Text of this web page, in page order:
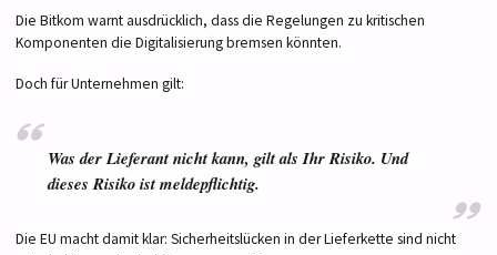
Die Bitkom warnt ausdrücklich, dass die Regelungen zu kritischen
Komponenten die Digitalisierung bremsen könnten.
Doch für Unternehmen gilt:
Was der Lieferant nicht kann, gilt als Ihr Risiko. Und
dieses Risiko ist meldepflichtig.
Die EU macht damit klar: Sicherheitslücken in der Lieferkette sind nicht